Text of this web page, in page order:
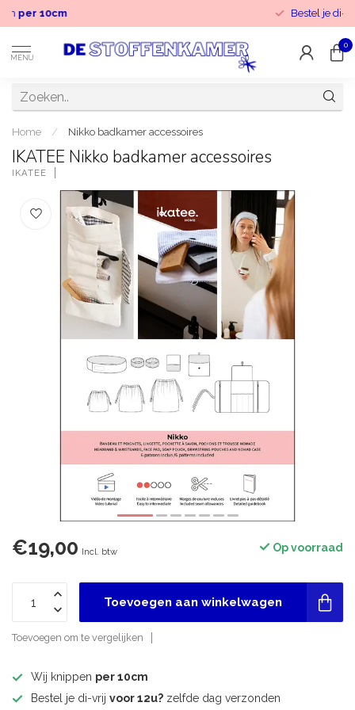
Wij knippen
MENU
0
Home / Nikko badkamer accessoires
IKATEE Nikko badkamer accessoires
IKATEE
€19,00 Incl. btw Op voorraad
Toevoegen aan winkelwagen
Toevoegen om te vergelijken
Wij knippen per 10cm
Bestel je di-vrij voor 12u? zelfde dag verzonden